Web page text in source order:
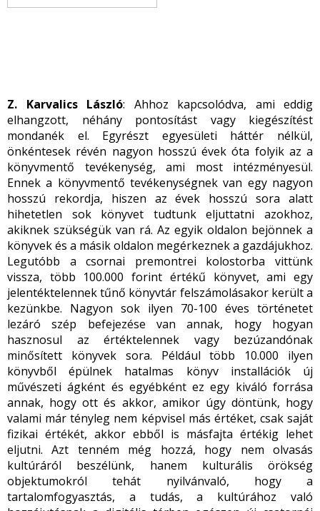
Z. Karvalics László: Ahhoz kapcsolódva, ami eddig
elhangzott, néhány pontosítást vagy kiegészítést
mondanék el. Egyrészt egyesületi háttér nélkül,
önkéntesek révén nagyon hosszú évek óta folyik az a
könyvmentő tevékenység, ami most intézményesül.
Ennek a könyvmentő tevékenységnek van egy nagyon
hosszú rekordja, hiszen az évek hosszú sora alatt
hihetetlen sok könyvet tudtunk eljuttatni azokhoz,
akiknek szükségük van rá. Az egyik oldalon bejönnek a
könyvek és a másik oldalon megérkeznek a gazdájukhoz.
Legutóbb a csornai premontrei kolostorba vittünk
vissza, több 100.000 forint értékű könyvet, ami egy
jelentéktelennek tűnő könyvtár felszámolásakor került a
kezünkbe. Nagyon sok ilyen 70-100 éves történetet
lezáró szép befejezése van annak, hogy hogyan
hasznosul az értéktelennek vagy bezúzandónak
minősített könyvek sora. Például több 10.000 ilyen
könyvből épülnek hatalmas könyv installációk új
művészeti ágként és egyébként ez egy kiváló forrása
annak, hogy ott és akkor, amikor úgy döntünk, hogy
valami már tényleg nem képvisel más értéket, csak saját
fizikai értékét, akkor ebből is másfajta értékig lehet
eljutni. Azt tenném még hozzá, hogy nem olvasás
kultúráról beszélünk, hanem kulturális örökség
objektumokról tehát nyilvánvaló, hogy a
tartalomfogyasztás, a tudás, a kultúrához való